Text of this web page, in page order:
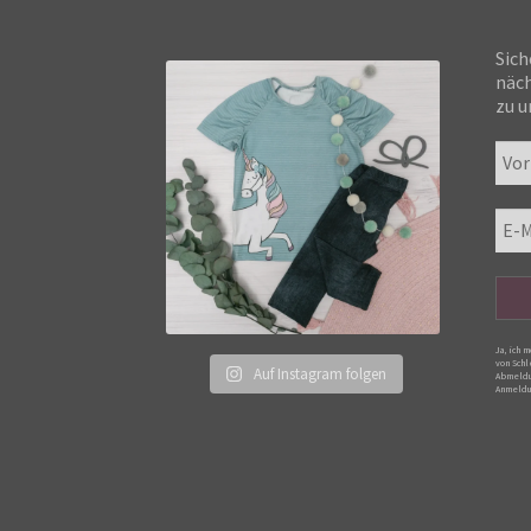
Auf Instagram folgen
zu
Ja, ich
von